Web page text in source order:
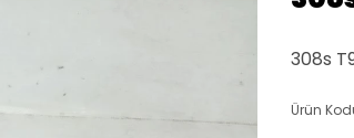
308s
Ürün